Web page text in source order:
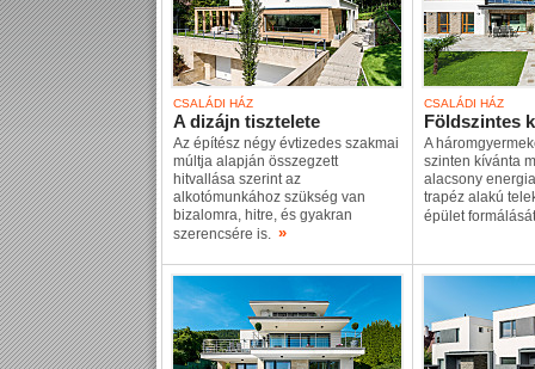
CSALÁDI HÁZ
A dizájn tisztelete
Az építész négy évtizedes szakmai
múltja alapján összegzett
hitvallása szerint az
alkotómunkához szükség van
bizalomra, hitre, és gyakran
szerencsére is. »
CSALÁDI HÁZ
Földszintes
A
szinten kívánta
alacsony
trapéz alakú
épület